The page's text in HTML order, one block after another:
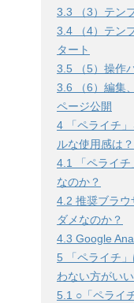
3.3 （3）テン
3.4 （4）テン
タート
3.5 （5）操作
3.6 （6）編集
ページ公開
4 「ペライチ
ルな使用感は？
4.1
「ペライ
なのか？
4.2 推奨ブラウ
ダメなのか？
4.3 Google
5 「ペライチ
わない方がい
5.1 ○「ペライ